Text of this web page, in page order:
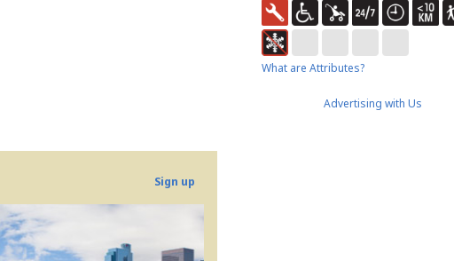
Sign up
What are Attributes?
Advertising with Us